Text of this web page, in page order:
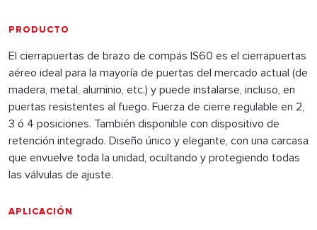
PRODUCTO
El cierrapuertas de brazo de compás IS60 es el cierrapuertas
aéreo ideal para la mayoría de puertas del mercado actual (de
madera, metal, aluminio, etc.) y puede instalarse, incluso, en
puertas resistentes al fuego. Fuerza de cierre regulable en 2,
3 ó 4 posiciones. También disponible con dispositivo de
retención integrado. Diseño único y elegante, con una carcasa
que envuelve toda la unidad, ocultando y protegiendo todas
las válvulas de ajuste.
APLICACIÓN